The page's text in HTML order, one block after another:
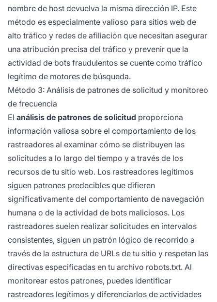
nombre de host devuelva la misma dirección IP. Este
método es especialmente valioso para sitios web de
alto tráfico y redes de afiliación que necesitan asegurar
una atribución precisa del tráfico y prevenir que la
actividad de bots fraudulentos se cuente como tráfico
legítimo de motores de búsqueda.
Método 3: Análisis de patrones de solicitud y monitoreo
de frecuencia
El análisis de patrones de solicitud proporciona
información valiosa sobre el comportamiento de los
rastreadores al examinar cómo se distribuyen las
solicitudes a lo largo del tiempo y a través de los
recursos de tu sitio web. Los rastreadores legítimos
siguen patrones predecibles que difieren
significativamente del comportamiento de navegación
humana o de la actividad de bots maliciosos. Los
rastreadores suelen realizar solicitudes en intervalos
consistentes, siguen un patrón lógico de recorrido a
través de la estructura de URLs de tu sitio y respetan las
directivas especificadas en tu archivo robots.txt. Al
monitorear estos patrones, puedes identificar
rastreadores legítimos y diferenciarlos de actividades